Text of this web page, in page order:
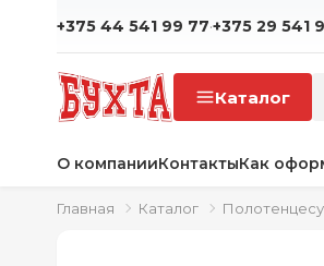
+375 44 541 99 77·+375 29 541
Каталог
О компанииКонтактыКак
Главная Каталог